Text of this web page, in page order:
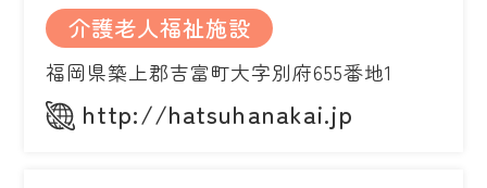
介護老人福祉施設
福岡県築上郡吉富町大字別府655番地1
http://hatsuhanakai.jp